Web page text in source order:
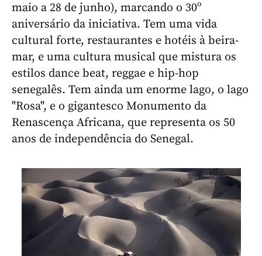
maio a 28 de junho), marcando o 30º
aniversário da iniciativa. Tem uma vida
cultural forte, restaurantes e hotéis à beira-
mar, e uma cultura musical que mistura os
estilos dance beat, reggae e hip-hop
senegalês. Tem ainda um enorme lago, o lago
"Rosa", e o gigantesco Monumento da
Renascença Africana, que representa os 50
anos de independência do Senegal.